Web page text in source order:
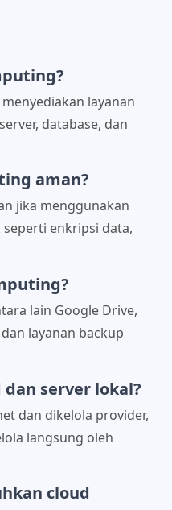
layanan
database, dan
aman?
jika menggunakan
enkripsi data,
lain Google Drive,
layanan backup
server lokal?
dan dikelola provider,
langsung oleh
cloud